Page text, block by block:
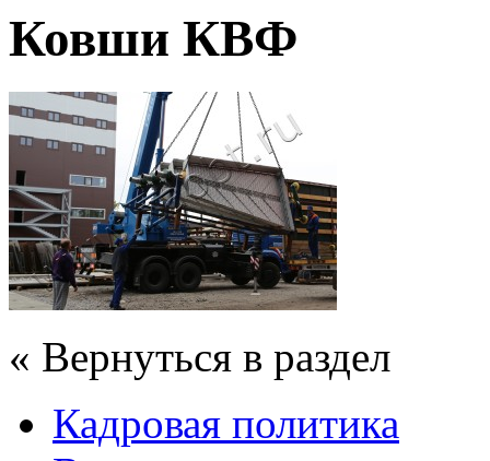
Ковши КВФ
« Вернуться в раздел
Кадровая политика